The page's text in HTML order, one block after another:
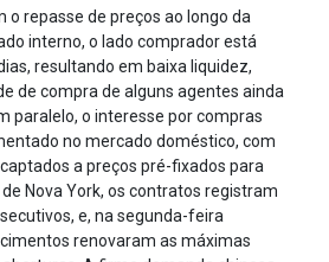
o repasse de preços ao longo da
interno, o lado comprador está
resultando em baixa liquidez,
de compra de alguns agentes ainda
paralelo, o interesse por compras
no mercado doméstico, com
a preços pré-fixados para
Nova York, os contratos registram
e, na segunda-feira
renovaram as máximas